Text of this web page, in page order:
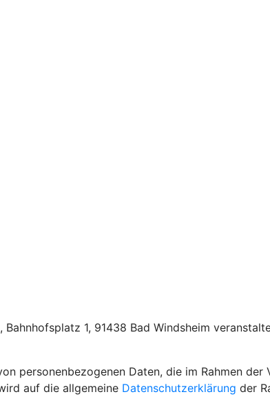
1, 91438 Bad Windsheim
personenbezogenen Daten, die im Rahmen
auf die allgemeine Datenschutzerklärung der